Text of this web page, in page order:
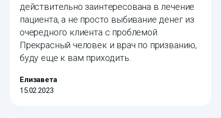
действительно заинтересована в лечение
пациента, а не просто выбивание денег из
очередного клиента с проблемой.
Прекрасный человек и врач по призванию,
буду еще к вам приходить.
Елизавета
15.02.2023